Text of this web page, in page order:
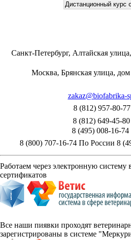
Санкт-Петербург, Алтайская
Москва, Брянская улица,
zakaz@biofabrika-
8 (812) 957-80-
8 (812) 649-45-
8 (495) 008-16-
8 (800) 707-16-74 По России 8
Работаем через электронную
сертификатов
Все наши пиявки проходят
зарегистрированы в системе